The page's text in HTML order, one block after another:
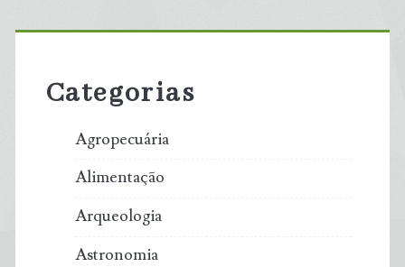
Primary
Sidebar
Categorias
Agropecuária
Alimentação
Arqueologia
Astronomia